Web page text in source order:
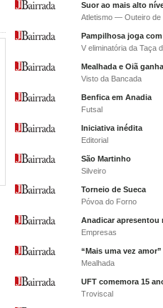
Suor ao mais alto
Atletismo — Outeiro de
Pampilhosa joga
V eliminatória da Taça
Mealhada e Oiã
Visto da Bancada
Benfica em Anadia
Futsal
Iniciativa inédita
Editorial
São Martinho
Silveiro
Torneio de Sueca
Póvoa do Forno
Anadicar apresentou
Empresas
“Mais uma vez
Mealhada
UFT comemora 15
Troviscal